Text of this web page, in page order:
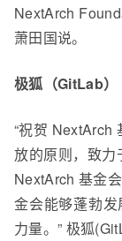
NextArch
萧田国说。
极狐（GitLab）
“祝贺 NextArch
放的原则，致力
NextArch 基金
金会能够蓬勃
力量。” 极狐